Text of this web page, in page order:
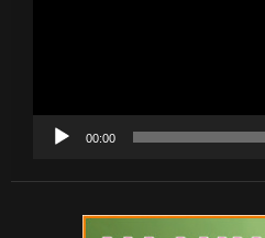
00:00